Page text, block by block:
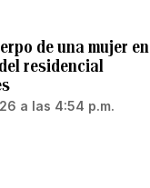
de una mujer en
residencial
a las 4:54 p.m.